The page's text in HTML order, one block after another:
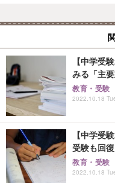
【中学受
みる「主
教育・受験
2022.10.18
【中学受
受験も回
教育・受験
2022.10.18